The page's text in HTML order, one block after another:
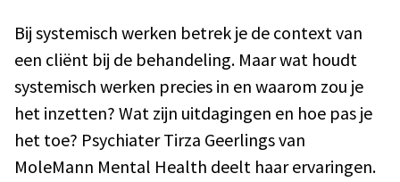
Bij systemisch werken betrek je de context van
een cliënt bij de behandeling. Maar wat houdt
systemisch werken precies in en waarom zou je
het inzetten? Wat zijn uitdagingen en hoe pas je
het toe? Psychiater Tirza Geerlings van
MoleMann Mental Health deelt haar ervaringen.